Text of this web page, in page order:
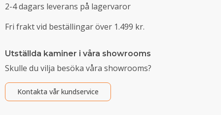
2-4 dagars leverans på lagervaror
Fri frakt vid beställingar över 1.499 kr.
Utställda kaminer i våra showrooms
Skulle du vilja besöka våra showrooms?
Kontakta vår kundservice